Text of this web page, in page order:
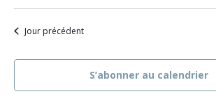
Jour précédent
S’abonner au calendrier